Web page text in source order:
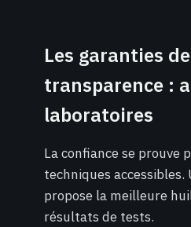
Les garanties de
transparence :
laboratoires
La confiance se prouve
techniques accessibles.
propose la meilleure
résultats de tests.